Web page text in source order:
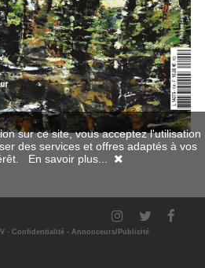
- Confidentialité - Annonceurs/Publicité
sur ce site, vous acceptez l'utilisation
des services et offres adaptés à vos
En savoir plus...